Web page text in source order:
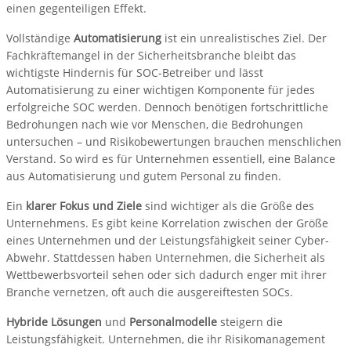
einen gegenteiligen Effekt.
Vollständige Automatisierung ist ein unrealistisches Ziel. Der
Fachkräftemangel in der Sicherheitsbranche bleibt das
wichtigste Hindernis für SOC-Betreiber und lässt
Automatisierung zu einer wichtigen Komponente für jedes
erfolgreiche SOC werden. Dennoch benötigen fortschrittliche
Bedrohungen nach wie vor Menschen, die Bedrohungen
untersuchen – und Risikobewertungen brauchen menschlichen
Verstand. So wird es für Unternehmen essentiell, eine Balance
aus Automatisierung und gutem Personal zu finden.
Ein klarer Fokus und Ziele sind wichtiger als die Größe des
Unternehmens. Es gibt keine Korrelation zwischen der Größe
eines Unternehmen und der Leistungsfähigkeit seiner Cyber-
Abwehr. Stattdessen haben Unternehmen, die Sicherheit als
Wettbewerbsvorteil sehen oder sich dadurch enger mit ihrer
Branche vernetzen, oft auch die ausgereiftesten SOCs.
Hybride Lösungen und Personalmodelle steigern die
Leistungsfähigkeit. Unternehmen, die ihr Risikomanagement